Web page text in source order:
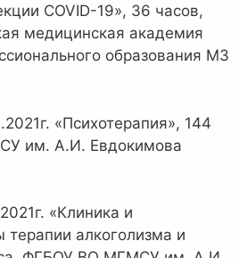
COVID-19», 36 часов,
медицинская академия
образования МЗ
«Психотерапия», 144
им. А.И. Евдокимова
«Клиника и
алкоголизма и